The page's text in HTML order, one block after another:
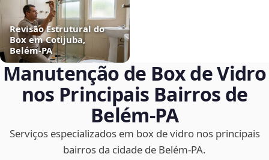
Revisão Estrutural do
Box em Cotijuba,
Belém‑PA
Manutenção de Box de Vidro
nos Principais Bairros de
Belém‑PA
Serviços especializados em box de vidro nos principais
bairros da cidade de Belém‑PA.